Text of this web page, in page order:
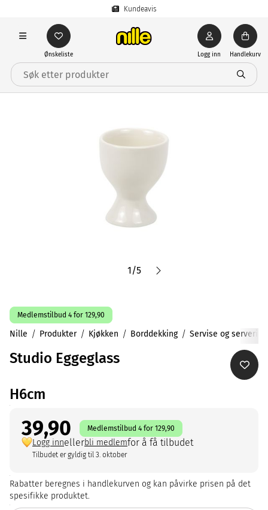
Kundeavis
Ønskeliste Logg inn Handlekurv
1/5
Medlemstilbud 4 for 129,90
Nille Produkter Kjøkken Borddekking Servise og
Studio Eggeglass
H6cm
39,90 Medlemstilbud 4 for 129,90
Logg innellerbli medlemfor å få tilbudet
Tilbudet er gyldig til 3. oktober
Rabatter beregnes i handlekurven og kan påvirke prisen på det
spesifikke produktet.